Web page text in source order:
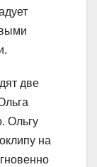
две
Ольгу
на